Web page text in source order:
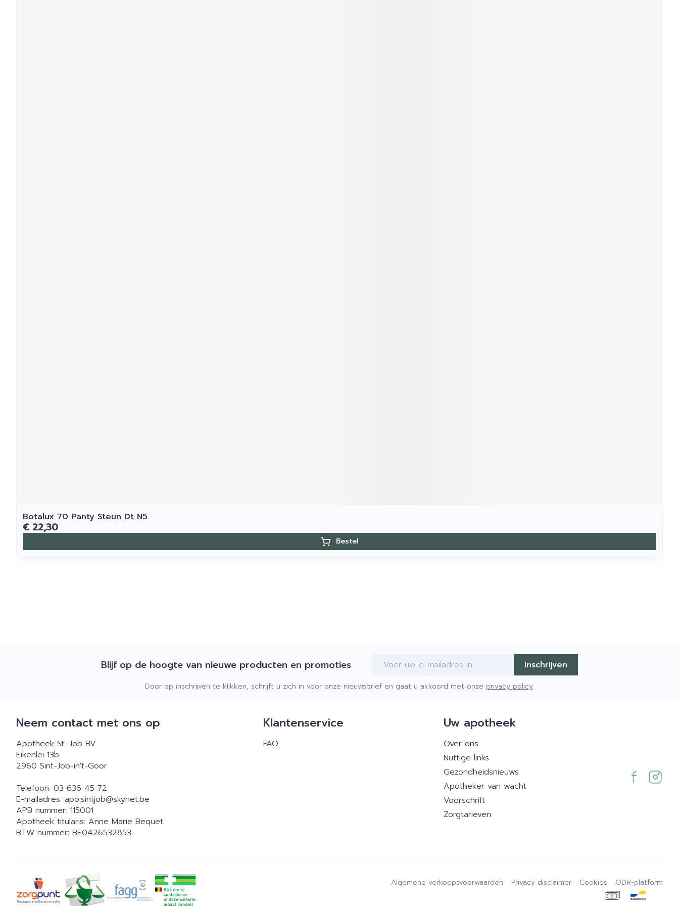
Botalux 70 Panty Steun Dt N5
€ 22,30
Bestel
Blijf op de hoogte van nieuwe producten en promoties E-mail adres Inschrijven
Door op inschrijven te klikken, schrijft u zich in voor onze nieuwsbrief en gaat u akkoord met onze privacy policy.
Neem contact met ons op
Apotheek St.-Job BV
Eikenlei 13b
2960 Sint-Job-in't-Goor
Telefoon: 03 636 45 72
E-mailadres: apo.sintjob@skynet.be
APB nummer: 115001
Apotheek titularis: Anne Marie Bequet
BTW nummer: BE0426532853
Klantenservice
FAQ
Uw apotheek
Over ons
Nuttige links
Gezondheidsnieuws
Apotheker van wacht
Voorschrift
Zorgtarieven
Algemene verkoopsvoorwaarden Privacy disclaimer Cookies ODR-platform